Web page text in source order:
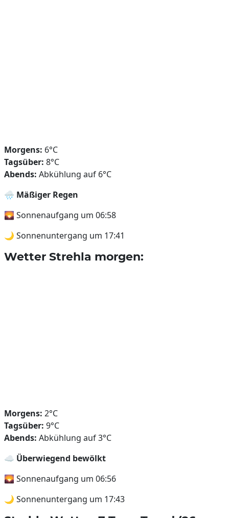
Morgens: 6°C
Tagsüber: 8°C
Abends: Abkühlung auf 6°C
🌧️ Mäßiger Regen
🌄 Sonnenaufgang um 06:58
🌙 Sonnenuntergang um 17:41
Wetter Strehla morgen:
Morgens: 2°C
Tagsüber: 9°C
Abends: Abkühlung auf 3°C
☁️ Überwiegend bewölkt
🌄 Sonnenaufgang um 06:56
🌙 Sonnenuntergang um 17:43